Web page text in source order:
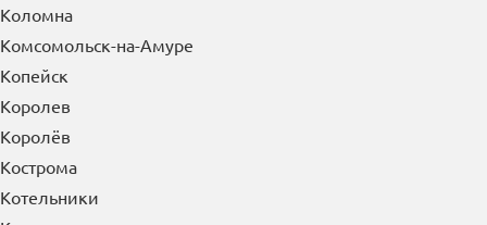
Коломна
Комсомольск-на-Амуре
Копейск
Королев
Королёв
Кострома
Котельники